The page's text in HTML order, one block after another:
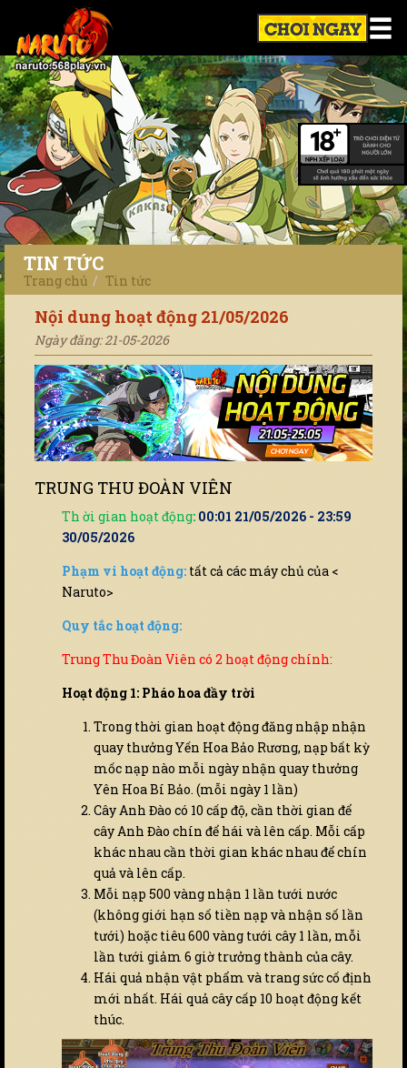
TIN TỨC
Trang chủ Tin tức
Nội dung hoạt động 21/05/2026
Ngày đăng: 21-05-2026
TRUNG THU ĐOÀN VIÊN
Th ời gian hoạt động: 00:01 21/05/2026 - 23:59
30/05/2026
Phạm vi hoạt động: tất cả các máy chủ của <
Naruto>
Quy tắc hoạt động:
Trung Thu Đoàn Viên có 2 hoạt động chính:
Hoạt động 1: Pháo hoa đầy trời
Trong thời gian hoạt động đăng nhập nhận
quay thưởng Yến Hoa Bảo Rương, nạp bất kỳ
mốc nạp nào mỗi ngày nhận quay thưởng
Yên Hoa Bí Bảo. (mỗi ngày 1 lần)
Cây Anh Đào có 10 cấp độ, cần thời gian để
cây Anh Đào chín để hái và lên cấp. Mỗi cấp
khác nhau cần thời gian khác nhau để chín
quả và lên cấp.
Mỗi nạp 500 vàng nhận 1 lần tưới nước
(không giới hạn số tiền nạp và nhận số lần
tưới) hoặc tiêu 600 vàng tưới cây 1 lần, mỗi
lần tưới giảm 6 giờ trưởng thành của cây.
Hái quả nhận vật phẩm và trang sức cố định
mới nhất. Hái quả cây cấp 10 hoạt động kết
thúc.